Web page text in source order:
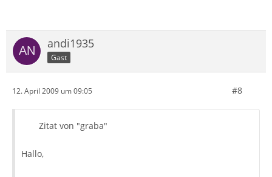
andi1935
Gast
12. April 2009 um 09:05 #8
Zitat von "graba"
Hallo,